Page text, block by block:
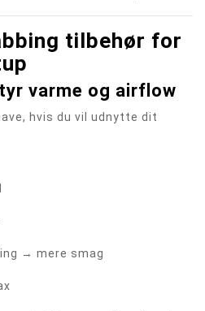
tilbehør for
varme og airflow
hvis du vil udnytte dit
→ mere smag